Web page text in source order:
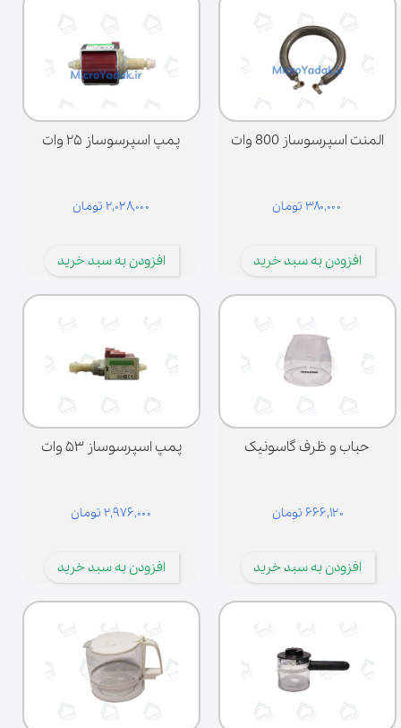
مانند پاناسونیک، ال‌جی، سامسونگ و سایر برندها فراهم شود تا کاربران
به‌راحتی قطعه مورد نیاز خود را تهیه کنند.
المنت اسپرسوساز 800 وات
۳۸۰,۰۰۰ تومان
افزودن به سبد خرید
پمپ اسپرسوساز ۲۵ وات
۲,۰۲۸,۰۰۰ تومان
افزودن به سبد خرید
حباب و ظرف گاسونیک
۶۶۶,۱۲۰ تومان
افزودن به سبد خرید
پمپ اسپرسوساز ۵۳ وات
۲,۹۷۶,۰۰۰ تومان
افزودن به سبد خرید